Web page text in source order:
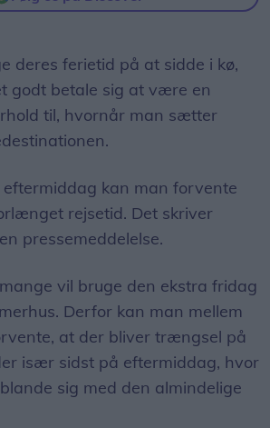
deres ferietid på at sidde i kø,
godt betale sig at være en
til, hvornår man sætter
kan man forvente
rejsetid. Det skriver
pressemeddelelse.
vil bruge den ekstra fridag
Derfor kan man mellem
at der bliver trængsel på
især sidst på eftermiddag, hvor
sig med den almindelige